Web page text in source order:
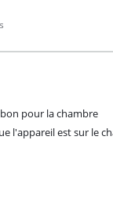
pour la chambre
l'appareil est sur le